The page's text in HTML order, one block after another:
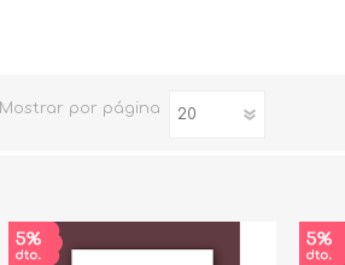
Mostrar por página